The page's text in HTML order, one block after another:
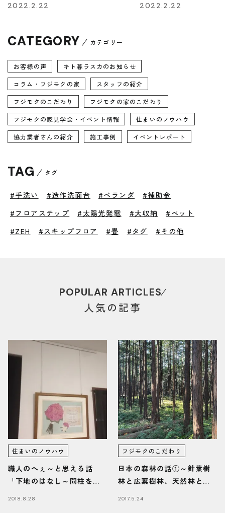
2022.2.22 2022.2.22
CATEGORY カテゴリー
お客様の声 キト暮ラスカのお知らせ
コラム・フジモクの家 スタッフの紹介
フジモクのこだわり フジモクの家のこだわり
フジモクの家見学会・イベント情報 住まいのノウハウ
協力業者さんの紹介 施工事例 イベントレポート
TAG タグ
#手洗い #造作洗面台 #ベランダ
#補助金
#フロアステップ
#太陽光発電 #大収納
#ペット
#ZEH
#スキップフロア #畳 #タグ #その他
POPULAR ARTICLES
人気の記事
住まいのノウハウ
職人のへぇ～と思える話
「下地のはなし～間柱を見
2018.8.28
フジモクのこだわり
日本の森林の話①～針葉樹
林と広葉樹林、天然林と人
2017.5.24